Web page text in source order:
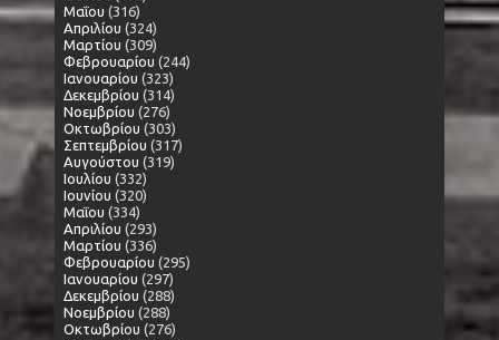
Μαΐου (316)
Απριλίου (324)
Μαρτίου (309)
Φεβρουαρίου (244)
Ιανουαρίου (323)
Δεκεμβρίου (314)
Νοεμβρίου (276)
Οκτωβρίου (303)
Σεπτεμβρίου (317)
Αυγούστου (319)
Ιουλίου (332)
Ιουνίου (320)
Μαΐου (334)
Απριλίου (293)
Μαρτίου (336)
Φεβρουαρίου (295)
Ιανουαρίου (297)
Δεκεμβρίου (288)
Νοεμβρίου (288)
Οκτωβρίου (276)